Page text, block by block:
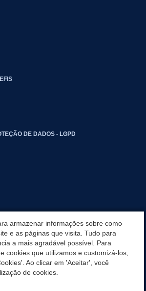
DE DADOS - LGPD
armazenar informações sobre como
e as páginas que visita. Tudo para
a mais agradável possível. Para
cookies que utilizamos e customizá-los,
Ao clicar em 'Aceitar', você
de cookies.